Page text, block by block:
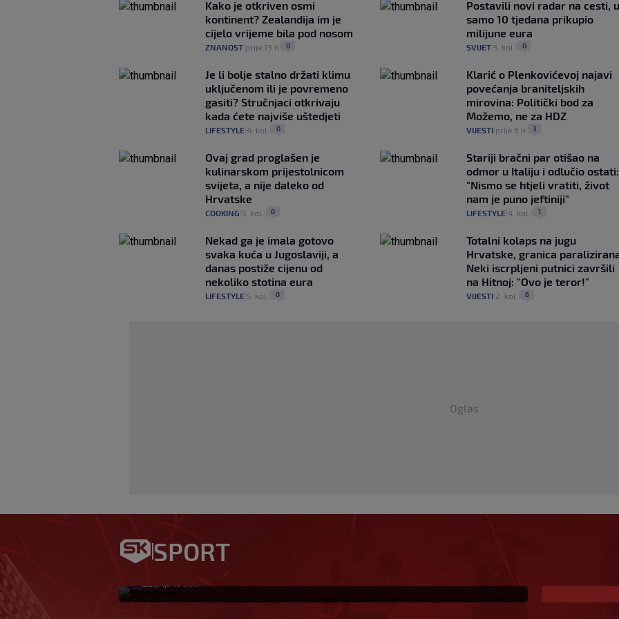
Kako je otkriven osmi
kontinent? Zealandija im je
cijelo vrijeme bila pod nosom
ZNANOST prije 13 h 0
Postavili novi radar na cesti, u
samo 10 tjedana prikupio
milijune eura
SVIJET| 5. kol. 0
Je li bolje stalno držati klimu
uključenom ili je povremeno
gasiti? Stručnjaci otkrivaju
kada ćete najviše uštedjeti
LIFESTYLE 4. kol. 0
Klarić o Plenkovićevoj najavi
povećanja braniteljskih
mirovina: Politički bod za
Možemo, ne za HDZ
VIJESTI| prije 6 h 3
Ovaj grad proglašen je
kulinarskom prijestolnicom
svijeta, a nije daleko od
Hrvatske
COOKING 5. kol. 0
Stariji bračni par otišao na
odmor u Italiju i odlučio ostati:
"Nismo se htjeli vratiti, život
nam je puno jeftiniji"
LIFESTYLE| 4. kol. 1
Nekad ga je imala gotovo
svaka kuća u Jugoslaviji, a
danas postiže cijenu od
nekoliko stotina eura
LIFESTYLE 5. kol. 0
Totalni kolaps na jugu
Hrvatske, granica
Neki iscrpljeni putnici završili
na Hitnoj: "Ovo je teror!"
VIJESTI| 2. kol. 6
Oglas
SPORT
Garcia iznenadio odlukom o mladom
stoperu